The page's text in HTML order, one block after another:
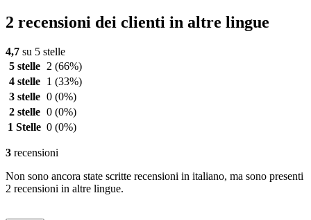
2 recensioni dei clienti in altre lingue
4,7 su 5 stelle
5 stelle
2 (66%)
4 stelle
1 (33%)
3 stelle 0 (0%)
2 stelle 0 (0%)
1 Stelle 0 (0%)
3 recensioni
Non sono ancora state scritte recensioni in italiano, ma sono presenti
2 recensioni in altre lingue.